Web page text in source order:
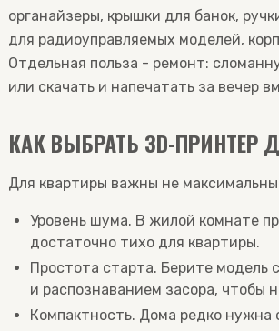
органайзеры, крышки для банок,
для радиоуправляемых моделей,
Отдельная польза - ремонт:
или скачать и напечатать за вечер
КАК ВЫБРАТЬ 3D-ПРИНТЕР
Для квартиры важны не
Уровень шума. В жилой комнате
достаточно тихо для квартиры.
Простота старта. Берите модель
и распознаванием засора, чтобы
Компактность. Дома редко нужна